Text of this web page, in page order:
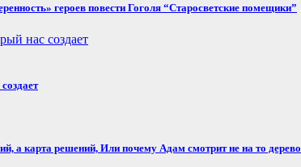
героев повести Гоголя “Старосветские помещики”
а карта решений, Или почему Адам смотрит не на то дерево